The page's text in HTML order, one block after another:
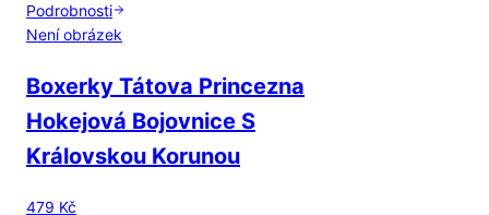
Podrobnosti
Není obrázek
Boxerky Tátova Princezna
Hokejová Bojovnice S
Královskou Korunou
479 Kč